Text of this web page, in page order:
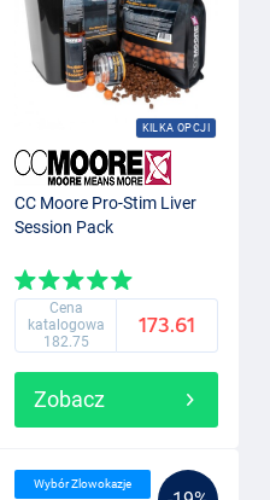
KILKA OPCJI
CC Moore Pro-Stim Liver
Session Pack
Cena
katalogowa
182.75
173.61
Zobacz
Wybór Zlowokazje